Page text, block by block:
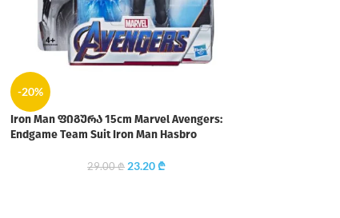
-20%
Iron Man ფიგურა 15cm Marvel Avengers:
Endgame Team Suit Iron Man Hasbro
29.00₾ 23.20₾